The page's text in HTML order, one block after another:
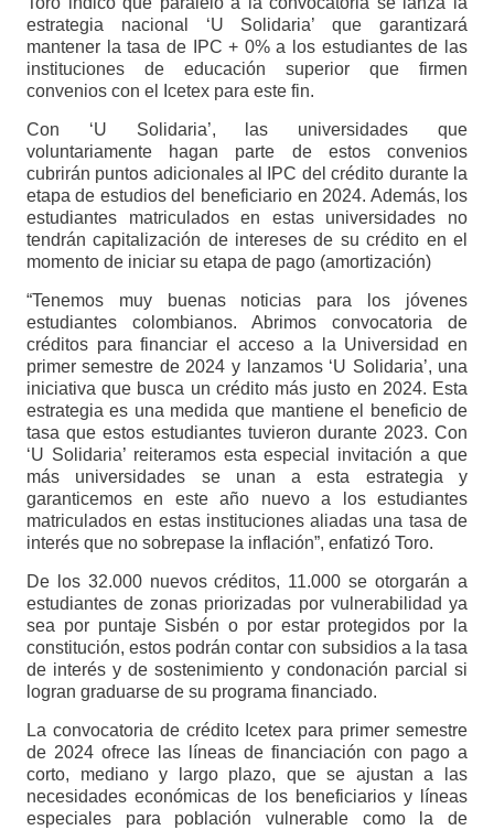
estrategia nacional ‘U Solidaria’ que garantizará
mantener la tasa de IPC + 0% a los estudiantes de las
instituciones de educación superior que firmen
convenios con el Icetex para este fin.
Con ‘U Solidaria’, las universidades que
voluntariamente hagan parte de estos convenios
cubrirán puntos adicionales al IPC del crédito durante la
etapa de estudios del beneficiario en 2024. Además, los
estudiantes matriculados en estas universidades no
tendrán capitalización de intereses de su crédito en el
momento de iniciar su etapa de pago (amortización)
“Tenemos muy buenas noticias para los jóvenes
estudiantes colombianos. Abrimos convocatoria de
créditos para financiar el acceso a la Universidad en
primer semestre de 2024 y lanzamos ‘U Solidaria’, una
iniciativa que busca un crédito más justo en 2024. Esta
estrategia es una medida que mantiene el beneficio de
tasa que estos estudiantes tuvieron durante 2023. Con
‘U Solidaria’ reiteramos esta especial invitación a que
más universidades se unan a esta estrategia y
garanticemos en este año nuevo a los estudiantes
matriculados en estas instituciones aliadas una tasa de
interés que no sobrepase la inflación”, enfatizó Toro.
De los 32.000 nuevos créditos, 11.000 se otorgarán a
estudiantes de zonas priorizadas por vulnerabilidad ya
sea por puntaje Sisbén o por estar protegidos por la
constitución, estos podrán contar con subsidios a la tasa
de interés y de sostenimiento y condonación parcial si
logran graduarse de su programa financiado.
La convocatoria de crédito Icetex para primer semestre
de 2024 ofrece las líneas de financiación con pago a
corto, mediano y largo plazo, que se ajustan a las
necesidades económicas de los beneficiarios y líneas
especiales para población vulnerable como la de